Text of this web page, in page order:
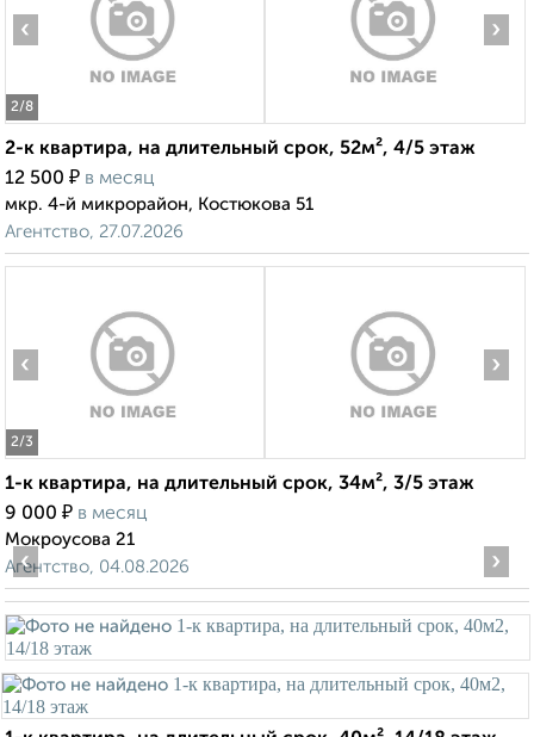
2/8
‹ ›
2-к квартира, на длительный срок, 52м², 4/5 этаж
12 500 ₽ в месяц
мкр. 4-й микрорайон, Костюкова 51
Агентство, 27.07.2026
2/3
‹ ›
1-к квартира, на длительный срок, 34м², 3/5 этаж
9 000 ₽ в месяц
Мокроусова 21
Агентство, 04.08.2026
‹ ›